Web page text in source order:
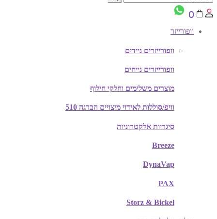
0
וופורייזר
וופורייזרים ניידים
וופורייזרים נייחים
מוצרים משלימים וחלקי חילוף
וויפ/סוללות לאידוי מיצויים הברגה 510
סיגריות אלקטרוניות
Breeze
DynaVap
PAX
Storz & Bickel